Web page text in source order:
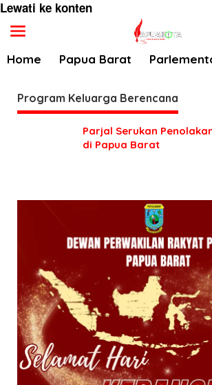
Lewati ke konten
Home Papua Barat
Program Keluarga Berencana
Parjal Serukan
di Papua Barat